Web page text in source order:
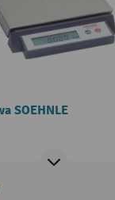
SOEHNLE